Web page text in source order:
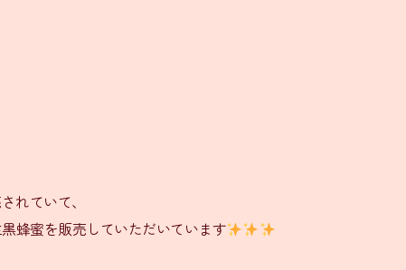
れていて、
蜂蜜を販売していただいています